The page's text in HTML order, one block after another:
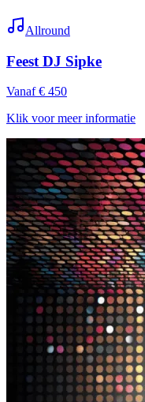
Allround
Feest DJ Sipke
Vanaf € 450
Klik voor meer informatie